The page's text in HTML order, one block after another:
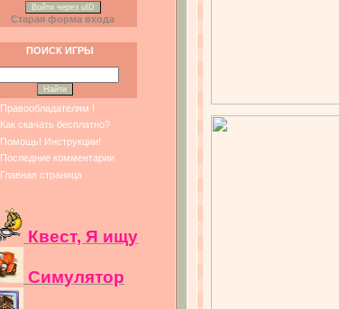
Войти через uID
Старая форма входа
ПОИСК ИГРЫ
Правообладателям !
Как скачать бесплатно?
Помощь! Инструкции!
Последние комментарии
Главная страница
Квест, Я ищу
Симулятор